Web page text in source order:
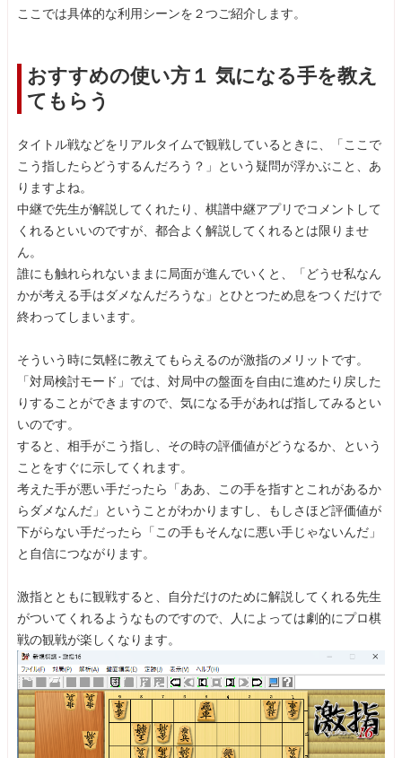
ここでは具体的な利用シーンを２つご紹介します。
おすすめの使い方１ 気になる手を教え
てもらう
タイトル戦などをリアルタイムで観戦しているときに、「ここで
こう指したらどうするんだろう？」という疑問が浮かぶこと、あ
りますよね。
中継で先生が解説してくれたり、棋譜中継アプリでコメントして
くれるといいのですが、都合よく解説してくれるとは限りませ
ん。
誰にも触れられないままに局面が進んでいくと、「どうせ私なん
かが考える手はダメなんだろうな」とひとつため息をつくだけで
終わってしまいます。
そういう時に気軽に教えてもらえるのが激指のメリットです。
「対局検討モード」では、対局中の盤面を自由に進めたり戻した
りすることができますので、気になる手があれば指してみるとい
いのです。
すると、相手がこう指し、その時の評価値がどうなるか、という
ことをすぐに示してくれます。
考えた手が悪い手だったら「ああ、この手を指すとこれがあるか
らダメなんだ」ということがわかりますし、もしさほど評価値が
下がらない手だったら「この手もそんなに悪い手じゃないんだ」
と自信につながります。
激指とともに観戦すると、自分だけのために解説してくれる先生
がついてくれるようなものですので、人によっては劇的にプロ棋
戦の観戦が楽しくなります。